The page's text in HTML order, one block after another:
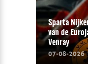
Sparta
van de
Venray
07-08-2026